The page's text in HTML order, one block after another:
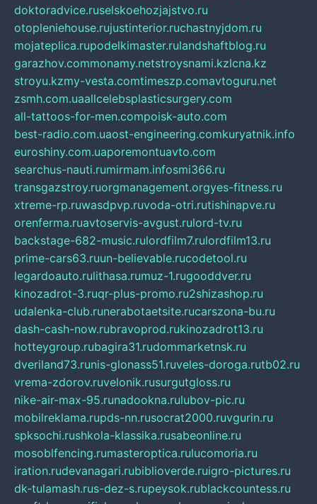
doktoradvice.ruselskoehozjajstvo.ru
otopleniehouse.rujustinterior.ruchastnyjdom.ru
mojateplica.rupodelkimaster.rulandshaftblog.ru
garazhov.commonamy.netstroysnami.kzlcna.kz
stroyu.kzmy-vesta.comtimeszp.comavtoguru.net
zsmh.com.uaallcelebsplasticsurgery.com
all-tattoos-for-men.compoisk-auto.com
best-radio.com.uaost-engineering.comkuryatnik.info
euroshiny.com.uaporemontuavto.com
searchus-nauti.rumirmam.infosmi366.ru
transgazstroy.ruorgmanagement.orgyes-fitness.ru
xtreme-rp.ruwasdpvp.ruvoda-otri.rutishinapve.ru
orenferma.ruavtoservis-avgust.rulord-tv.ru
backstage-682-music.rulordfilm7.rulordfilm13.ru
prime-cars63.ruun-believable.rucodetool.ru
legardoauto.rulithasa.rumuz-1.rugooddver.ru
kinozadrot-3.ruqr-plus-promo.ru2shizashop.ru
udalenka-club.runerabotaetsite.rucarszona-bu.ru
dash-cash-now.rubravoprod.rukinozadrot13.ru
hotteygroup.rubagira31.rudommarketnsk.ru
dveriland73.runis-glonass51.ruveles-doroga.rutb02.ru
vrema-zdorov.ruvelonik.rusurgutgloss.ru
nike-air-max-95.runadookna.rulubov-pic.ru
mobilreklama.rupds-nn.rusocrat2000.ruvgurin.ru
spksochi.rushkola-klassika.rusabeonline.ru
mosoblfencing.rumasteroptica.rulucomoria.ru
iration.rudevanagari.rubiblioverde.ruigro-pictures.ru
dk-tulamash.rus-dez-s.rupeysok.rublackcountess.ru